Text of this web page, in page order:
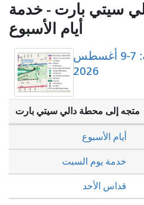
سيتي بارت - خدمة
أيام الأسبوع
الأراضي الخارجية: 7-9 أغسطس
2026
متجه إلى محطة دالي سيتي بارت
خدمة يوم السبت
قداس الأحد
أيام الأسبوع